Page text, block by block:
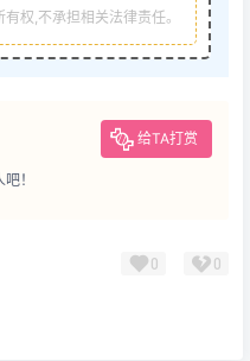
权,不承担相关法律责任。
给TA打赏
！
0 0